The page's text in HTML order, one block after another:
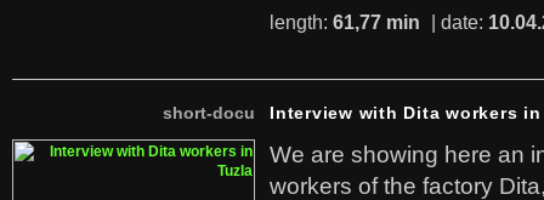
length: 61,77 min | date:
short-docu Interview with Dita workers in
We are showing here an
workers of the factory